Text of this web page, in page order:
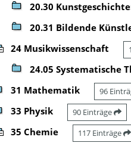
20.30
20.31 Bildende
24 Musikwissenschaft
24.05 Systematische
31 Mathematik 96
33 Physik 90 Einträge
35 Chemie 117 Einträge